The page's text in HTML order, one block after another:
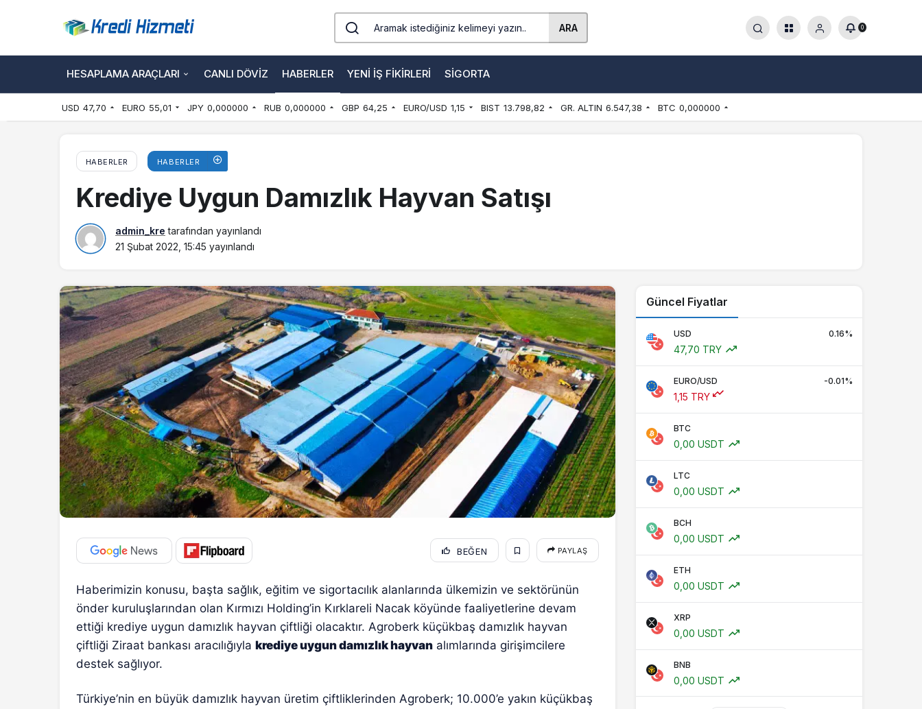
ARA 0
HESAPLAMA ARAÇLARI CANLI DÖVIZ HABERLER YENI İŞ FIKIRLERI SIGORTA
USD 47,70 EURO 55,01 JPY 0,000000 RUB 0,000000 GBP 64,25 EURO/USD 1,15 BIST 13.798,82 GR. ALTIN 6.547,38 BTC 0,000000
HABERLER HABERLER
Krediye Uygun Damızlık Hayvan Satışı
admin_kre tarafından yayınlandı
21 Şubat 2022, 15:45 yayınlandı
BEĞEN PAYLAŞ
Haberimizin konusu, başta sağlık, eğitim ve sigortacılık alanlarında ülkemizin ve sektörünün
önder kuruluşlarından olan Kırmızı Holding’in Kırklareli Nacak köyünde faaliyetlerine devam
ettiği krediye uygun damızlık hayvan çiftliği olacaktır. Agroberk küçükbaş damızlık hayvan
çiftliği Ziraat bankası aracılığıylakrediye uygun damızlık hayvan alımlarında girişimcilere
destek sağlıyor.
Türkiye’nin en büyük damızlık hayvan üretim çiftliklerinden Agroberk; 10.000’e yakın küçükbaş
Güncel Fiyatlar
USD 0.16%
47,70 TRY
EURO/USD -0.01%
1,15 TRY
BTC
0,00 USDT
LTC
0,00 USDT
BCH
0,00 USDT
ETH
0,00 USDT
XRP
0,00 USDT
BNB
0,00 USDT